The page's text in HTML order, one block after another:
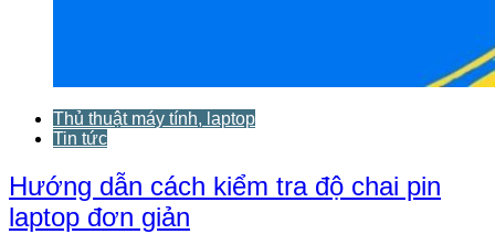
Thủ thuật máy tính, laptop
Tin tức
Hướng dẫn cách kiểm tra độ chai pin
laptop đơn giản